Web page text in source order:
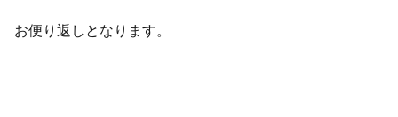
お便り返しとなります。